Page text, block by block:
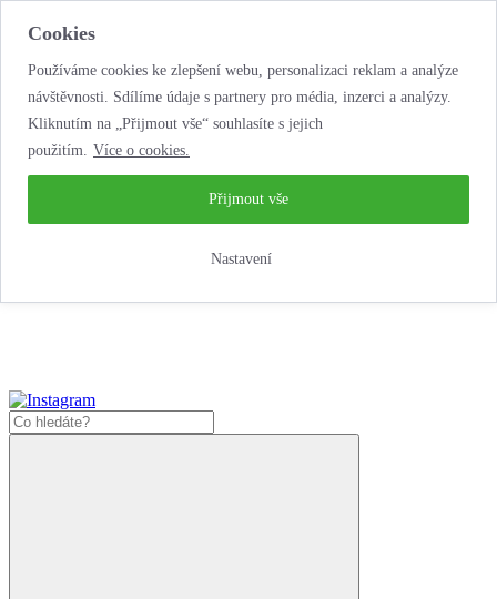
Cookies
Používáme cookies ke zlepšení webu, personalizaci reklam a analýze
návštěvnosti. Sdílíme údaje s partnery pro média, inzerci a analýzy.
Kliknutím na „Přijmout vše“ souhlasíte s jejich
použitím. Více o cookies.
Nastavení
Přijmout vše
...neobyčejná jízda životem!